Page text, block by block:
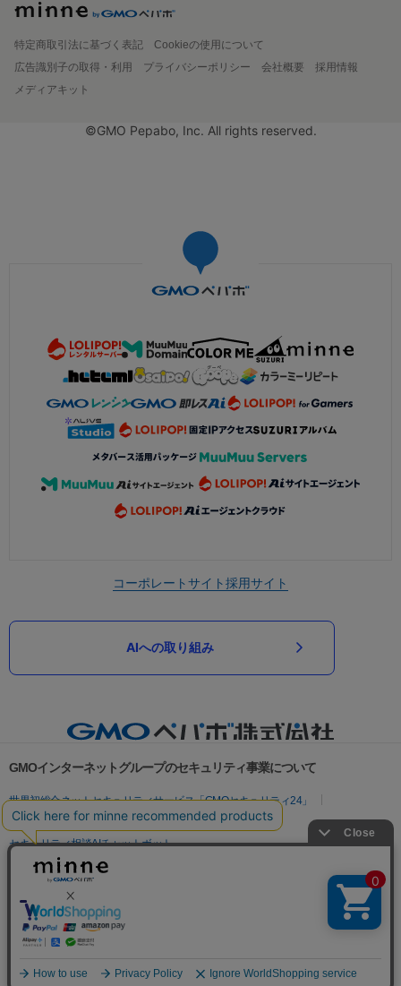
特定商取引法に基づく表記
Cookieの使用について
広告識別子の取得・利用
プライバシーポリシー 会社概要
採用情報
メディアキット
©GMO Pepabo, Inc. All rights reserved.
コーポレートサイト採用サイト
AIへの取り組み
GMOインターネットグループのセキュリティ事業について
世界初総合ネットセキュリティサービス「GMOセキュリティ24」
パスワード漏洩診断
Webサイトリスク診断
セキュリティ相談AIチャットボット
実在証明・盗聴対策
サイバー攻撃対策（GMO Flatt Security）
セキュリティ事業の軌跡